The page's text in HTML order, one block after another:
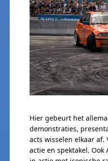
Hier gebeurt het
demonstraties,
acts wisselen elkaar af.
actie en spektakel.